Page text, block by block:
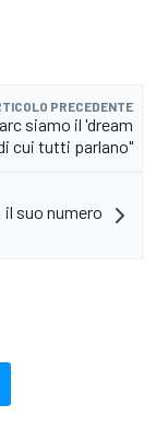
PRECEDENTE
siamo il 'dream
cui tutti parlano"
il suo numero